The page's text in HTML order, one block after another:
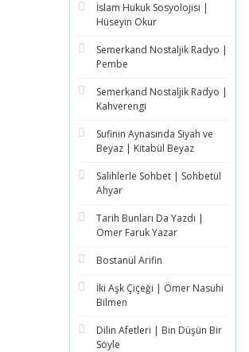
İslam Hukuk Sosyolojisi |
Hüseyin Okur
Semerkand Nostaljik Radyo |
Pembe
Semerkand Nostaljik Radyo |
Kahverengi
Sufinin Aynasında Siyah ve
Beyaz | Kitabül Beyaz
Salihlerle Sohbet | Sohbetül
Ahyar
Tarih Bunları Da Yazdı |
Ömer Faruk Yazar
Bostanül Arifin
İki Aşk Çiçeği | Ömer Nasuhi
Bilmen
Dilin Afetleri | Bin Düşün Bir
Söyle